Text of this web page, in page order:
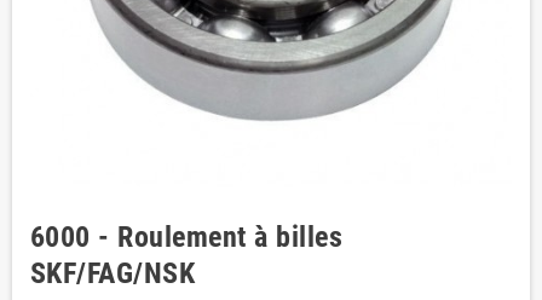
6000 - Roulement à billes
SKF/FAG/NSK